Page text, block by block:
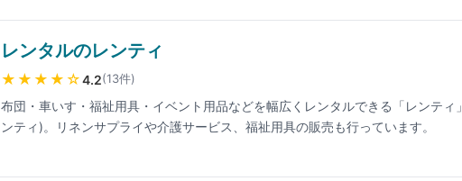
レンタルのレンティ
★★★★ ☆4.2(13件)
布団・車いす・福祉用具・イベント用品などを幅広くレンタルできる「レンティ
ンティ)。リネンサプライや介護サービス、福祉用具の販売も行っています。